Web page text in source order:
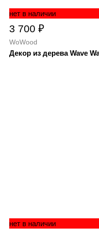
нет в наличии
3 700 ₽
WoWood
Декор из дерева Wave
нет в наличии